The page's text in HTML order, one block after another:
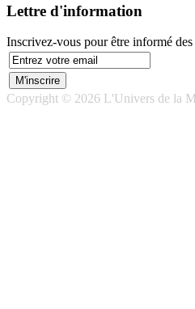
Lettre d'information
Inscrivez-vous pour être informé
Copyright © 2026 L'Univers de la